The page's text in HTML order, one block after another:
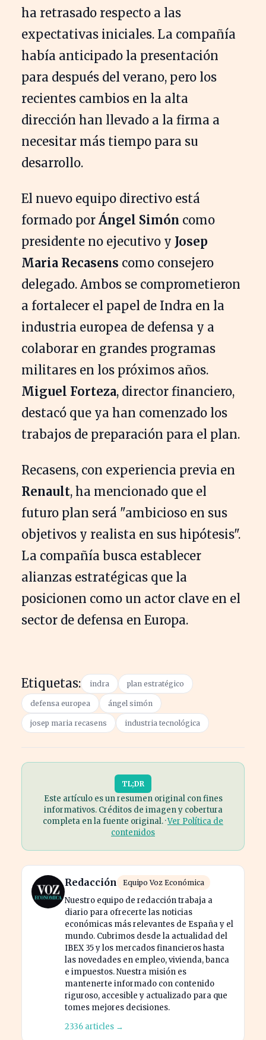
ha retrasado respecto a las
expectativas iniciales. La compañía
había anticipado la presentación
para después del verano, pero los
recientes cambios en la alta
dirección han llevado a la firma a
necesitar más tiempo para su
desarrollo.
El nuevo equipo directivo está
formado por Ángel Simón como
presidente no ejecutivo y Josep
Maria Recasens como consejero
delegado. Ambos se comprometieron
a fortalecer el papel de Indra en la
industria europea de defensa y a
colaborar en grandes programas
militares en los próximos años.
Miguel Forteza, director financiero,
destacó que ya han comenzado los
trabajos de preparación para el plan.
Recasens, con experiencia previa en
Renault, ha mencionado que el
futuro plan será "ambicioso en sus
objetivos y realista en sus hipótesis".
La compañía busca establecer
alianzas estratégicas que la
posicionen como un actor clave en el
sector de defensa en Europa.
Etiquetas: indra plan estratégico
defensa europea ángel simón
josep maria recasens industria tecnológica
TL;DR
Este artículo es un resumen original con fines
informativos. Créditos de imagen y cobertura
completa en la fuente original. ·Ver Política de
contenidos
Redacción Equipo Voz Económica
Nuestro equipo de redacción trabaja a
diario para ofrecerte las noticias
económicas más relevantes de España y el
mundo. Cubrimos desde la actualidad del
IBEX 35 y los mercados financieros hasta
las novedades en empleo, vivienda, banca
e impuestos. Nuestra misión es
mantenerte informado con contenido
riguroso, accesible y actualizado para que
tomes mejores decisiones.
2336 articles →